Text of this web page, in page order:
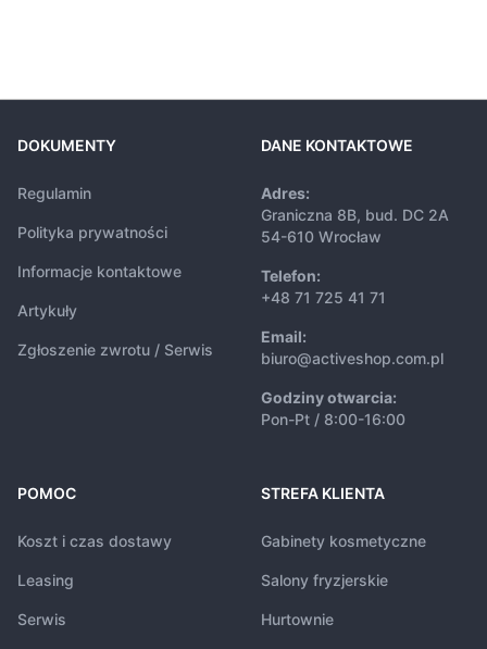
DOKUMENTY
Regulamin
Polityka prywatności
Informacje kontaktowe
Artykuły
Zgłoszenie zwrotu / Serwis
DANE KONTAKTOWE
Adres:
Graniczna 8B, bud. DC 2A
54-610 Wrocław
Telefon:
+48 71 725 41 71
Email:
biuro@activeshop.com.pl
Godziny otwarcia:
Pon-Pt / 8:00-16:00
POMOC
Koszt i czas dostawy
Leasing
Serwis
STREFA KLIENTA
Gabinety kosmetyczne
Salony fryzjerskie
Hurtownie